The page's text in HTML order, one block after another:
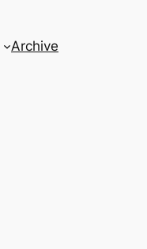
Archive